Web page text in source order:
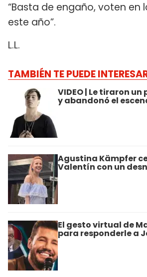
“Basta de engaño, voten en
este año”.
L.L.
TAMBIÉN TE PUEDE
VIDEO | Le tiraron
y abandonó el
Agustina Kämpfer
Valentín con un
El gesto virtual de
para responderle a